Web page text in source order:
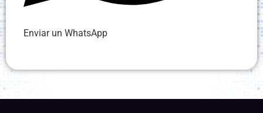
Enviar un WhatsApp